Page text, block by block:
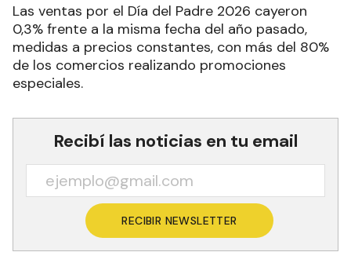
Las ventas por el Día del Padre 2026 cayeron
0,3% frente a la misma fecha del año pasado,
medidas a precios constantes, con más del 80%
de los comercios realizando promociones
especiales.
Recibí las noticias en tu email
RECIBIR NEWSLETTER